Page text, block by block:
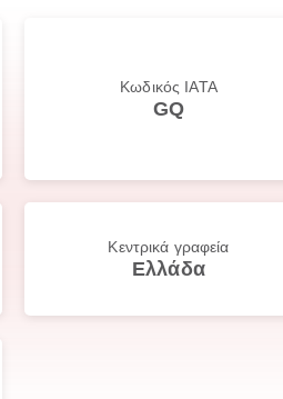
Κωδικός IATA
GQ
Κεντρικά γραφεία
Ελλάδα